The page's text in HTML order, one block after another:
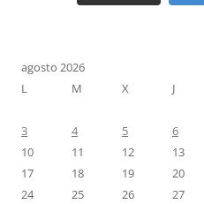
agosto 2026
L
M X J
3
4 5 6
10
11 12 13
17
18 19 20
24
25 26 27